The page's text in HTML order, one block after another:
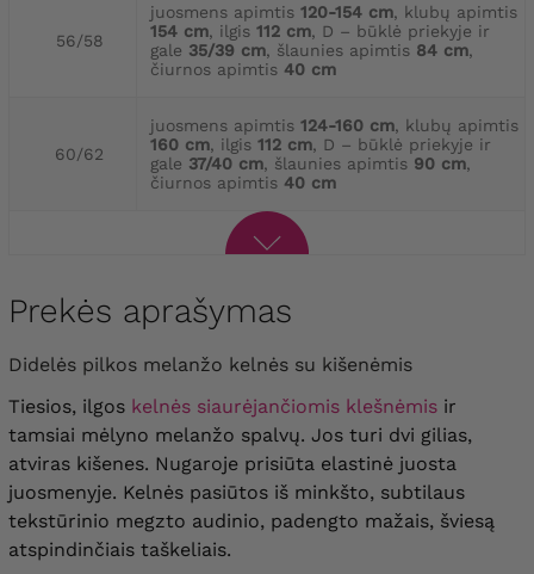
56/58
juosmens apimtis 120-154 cm, klubų apimtis
154 cm, ilgis 112 cm, D – būklė priekyje ir
gale 35/39 cm, šlaunies apimtis 84 cm,
čiurnos apimtis 40 cm
60/62
juosmens apimtis 124-160 cm, klubų apimtis
160 cm, ilgis 112 cm, D – būklė priekyje ir
gale 37/40 cm, šlaunies apimtis 90 cm,
čiurnos apimtis 40 cm
Prekės aprašymas
Didelės pilkos melanžo kelnės su kišenėmis
Tiesios, ilgos kelnės siaurėjančiomis klešnėmis ir
tamsiai mėlyno melanžo spalvų. Jos turi dvi gilias,
atviras kišenes. Nugaroje prisiūta elastinė juosta
juosmenyje. Kelnės pasiūtos iš minkšto, subtilaus
tekstūrinio megzto audinio, padengto mažais, šviesą
atspindinčiais taškeliais.